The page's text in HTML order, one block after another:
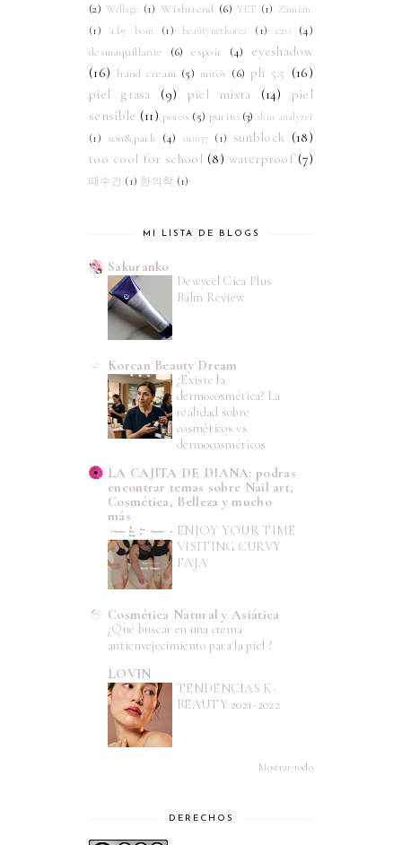
(2) Wellage (1) Wishtrend (6) YET (1) Zamian.
(1)
a.by bom (1) beautynetkorea (1) c20
(4)
desmaquillante
(6) espoir (4)
eyeshadow
(16) hand cream (5) mitos (6) ph 5.5 (16)
piel grasa
(9) piel mixta (14)
piel
sensible (11) poros (5) purito (3) skin analyzer
(1)
son&park (4) sum37 (1) sunblock (18)
too cool for school (8) waterproof (7)
때수건 (1) 한의학 (1)
MI LISTA DE BLOGS
Sakuranko
Dewycel Cica Plus
Balm Review
Korean Beauty Dream
¿Existe la
dermocosmética? La
realidad sobre
cosméticos vs
dermocosméticos
LA CAJITA DE DIANA: podras
encontrar temas sobre Nail art,
Cosmética, Belleza y mucho
más
ENJOY YOUR TIME
VISITING CURVY
FAJA
Cosmética Natural y Asiática
¿Qué buscar en una crema
antienvejecimiento para la piel ?
LOVIN
TENDENCIAS K-
BEAUTY 2021-2022
Mostrar todo
DERECHOS